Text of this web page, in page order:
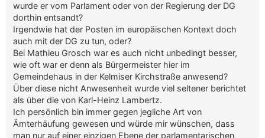
wurde er vom Parlament oder von der Regierung der DG
dorthin entsandt?
Irgendwie hat der Posten im europäischen Kontext doch
auch mit der DG zu tun, oder?
Bei Mathieu Grosch war es auch nicht unbedingt besser,
wie oft war er denn als Bürgermeister hier im
Gemeindehaus in der Kelmiser Kirchstraße anwesend?
Über diese nicht Anwesenheit wurde viel seltener berichtet
als über die von Karl-Heinz Lambertz.
Ich persönlich bin immer gegen jegliche Art von
Ämterhäufung gewesen und würde mir wünschen, dass
man nur auf einer einzigen Ebene der parlamentarischen